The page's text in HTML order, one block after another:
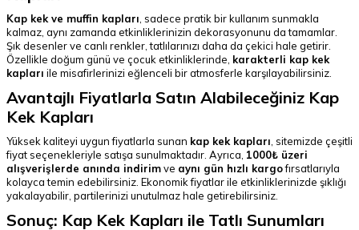
Kap kek ve muffin kapları , sadece pratik bir kullanım sunmakla
kalmaz, aynı zamanda etkinliklerinizin dekorasyonunu da tamamlar.
Şık desenler ve canlı renkler, tatlılarınızı daha da çekici hale getirir.
Özellikle doğum günü ve çocuk etkinliklerinde, karakterli kap kek
kapları ile misafirlerinizi eğlenceli bir atmosferle karşılayabilirsiniz.
Avantajlı Fiyatlarla Satın Alabileceğiniz Kap
Kek Kapları
Yüksek kaliteyi uygun fiyatlarla sunan kap kek kapları , sitemizde çeşitli
fiyat seçenekleriyle satışa sunulmaktadır. Ayrıca, 1000₺ üzeri
alışverişlerde anında indirimve aynı gün hızlı kargofırsatlarıyla
kolayca temin edebilirsiniz. Ekonomik fiyatlar ile etkinliklerinizde şıklığı
yakalayabilir, partilerinizi unutulmaz hale getirebilirsiniz.
Sonuç: Kap Kek Kapları ile Tatlı Sunumları